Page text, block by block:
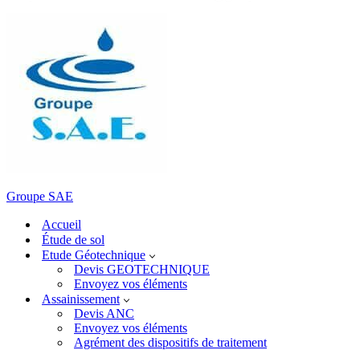
Groupe SAE
Accueil
Étude de sol
Etude Géotechnique
Devis GEOTECHNIQUE
Envoyez vos éléments
Assainissement
Devis ANC
Envoyez vos éléments
Agrément des dispositifs de traitement